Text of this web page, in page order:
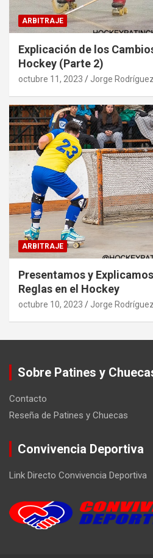
ARBITRAJE
Explicación de los
Hockey (Parte 2)
octubre 11, 2023 Jorge
ARBITRAJE
Presentamos y
Reglas en el Hockey
octubre 10, 2023 Jorge
Sobre Patines y
Contacto
Reseña de Patines y Chuecas
Convivencia Deportiva
Link Directo Convivencia Deportiva